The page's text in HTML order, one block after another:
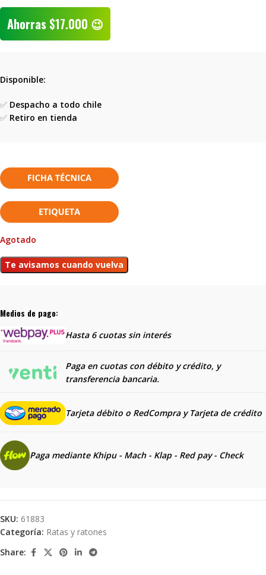
Ahorras $17.000 😉
Disponible:
✅ Despacho a todo chile
✅ Retiro en tienda
Agotado
Medios de pago:
Hasta 6 cuotas sin interés
Paga en cuotas con débito y crédito, y
transferencia bancaria.
Tarjeta débito o RedCompra y Tarjeta de crédito
Paga mediante Khipu - Mach - Klap - Red pay - Check
SKU: 61883
Categoría: Ratas y ratones
Share: